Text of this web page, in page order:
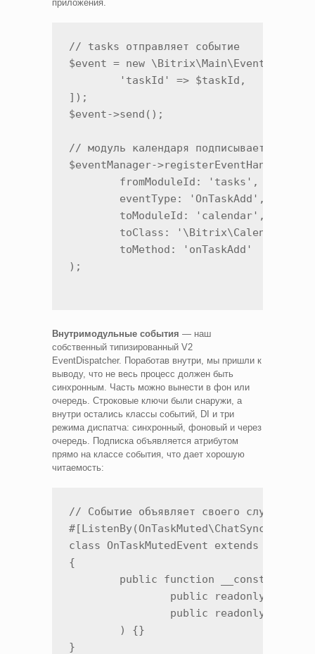
приложения.
// tasks отправляет событие
$event = new
]);
$event->send();
// модуль календаря подписывается в
$eventManager->registerEventHandler(
);
Внутримодульные события — наш
собственный типизированный V2
EventDispatcher. Поработав внутри, мы пришли к
выводу, что не весь процесс должен быть
синхронным. Часть можно вынести в фон или
очередь. Строковые ключи были снаружи, а
внутри остались классы событий, DI и три
режима диспатча: синхронный, фоновый и через
очередь. Подписка объявляется атрибутом
прямо на классе события, что дает хорошую
читаемость:
// Событие объявляет своего слушателя
class OnTaskMutedEvent extends Event
{
}